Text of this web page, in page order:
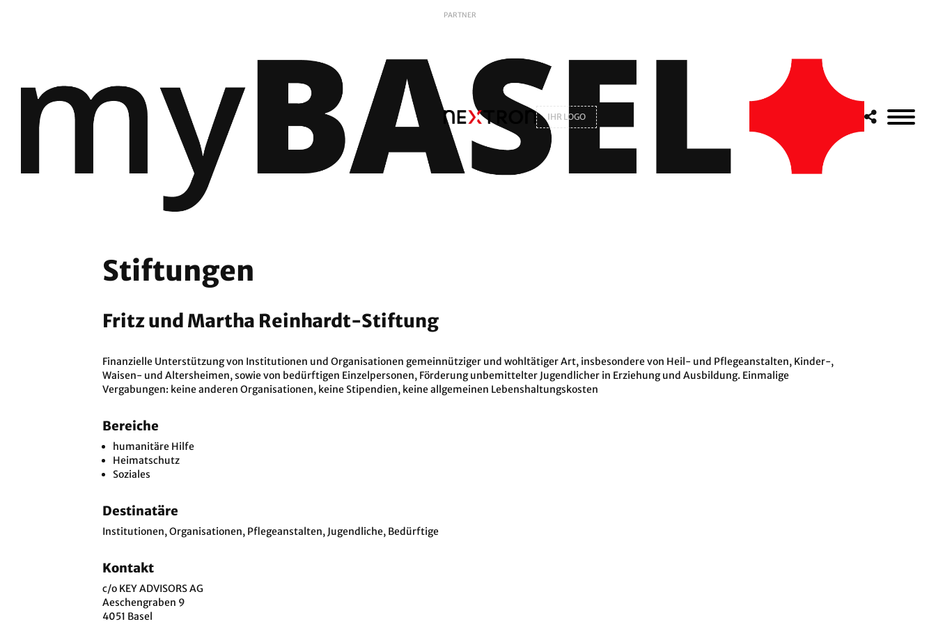
PARTNER
IHR LOGO
Stiftungen
Fritz und Martha Reinhardt-Stiftung
Finanzielle Unterstützung von Institutionen und Organisationen gemeinnütziger und wohltätiger Art, insbesondere von Heil- und Pflegeanstalten, Kinder-,
Waisen- und Altersheimen, sowie von bedürftigen Einzelpersonen, Förderung unbemittelter Jugendlicher in Erziehung und Ausbildung. Einmalige
Vergabungen: keine anderen Organisationen, keine Stipendien, keine allgemeinen Lebenshaltungskosten
Bereiche
humanitäre Hilfe
Heimatschutz
Soziales
Destinatäre
Institutionen, Organisationen, Pflegeanstalten, Jugendliche, Bedürftige
Kontakt
c/o KEY ADVISORS AG
Aeschengraben 9
4051 Basel